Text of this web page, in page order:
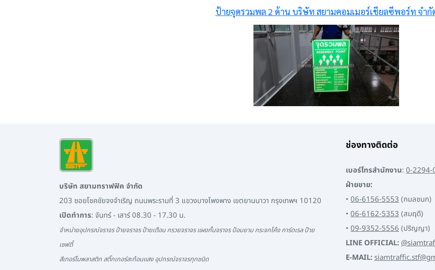
ป้ายจุดรวมพล 2 ด้าน บริษัท สยามคอมเมอร์เชียลซีพอร์ท จำกั
บริษัท สยามทราฟฟิค จำกัด
203 ซอยโชคชัยจงจำเริญ ถนนพระรามที่ 3 แขวงบางโพงพาง เขตยานนาวา กรุงเทพฯ 10120
เปิดทำการ: จันทร์ - เสาร์ 08.30 - 17.30 น.
จำหน่ายอุปกรณ์จราจร ป้ายจราจร ป้ายเตือน กรวยจราจร แผงกั้นจราจร ป้อมยาม กระจกโค้ง การ์ดเรล ป้าย
เซฟตี้
สีเทอร์โมพลาสติก สติ๊กเกอร์สะท้อนแสง อุปกรณ์จราจรทุกชนิด
ช่องทางติดต่อ
เบอร์โทรสำนักงาน: 0-
ฝ่ายขาย:
• 06-6156-5553(กมลชนก)
• 06-6162-5353(สมฤดี)
• 09-9352-5556(ปริญญา)
LINE OFFICIAL:
E-MAIL: